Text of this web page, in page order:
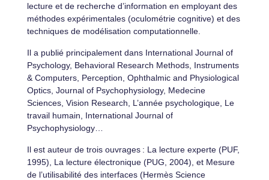
lecture et de recherche d’information en employant des
méthodes expérimentales (oculométrie cognitive) et des
techniques de modélisation computationnelle.
Il a publié principalement dans International Journal of
Psychology, Behavioral Research Methods, Instruments
& Computers, Perception, Ophthalmic and Physiological
Optics, Journal of Psychophysiology, Medecine
Sciences, Vision Research, L’année psychologique, Le
travail humain, International Journal of
Psychophysiology…
Il est auteur de trois ouvrages : La lecture experte (PUF,
1995), La lecture électronique (PUG, 2004), et Mesure
de l’utilisabilité des interfaces (Hermès Science